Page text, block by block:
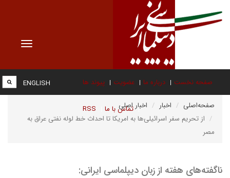
Toggle
صفحه نخست درباره ما عضویت پیوند ها
تماس با ما RSS
ENGLISH
صفحه‌اصلی اخبار
اخبار اصلی
از تحریم سفر اسرائیلی‌ها به امریکا تا احداث خط لوله نفتی عراق به
مصر
ناگفته‌های هفته از زبان دیپلماسی ایرانی: